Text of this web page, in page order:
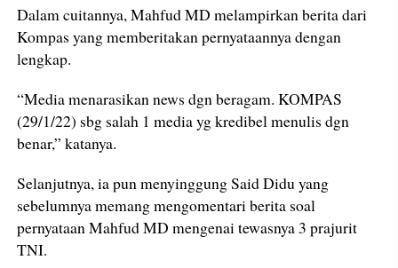
Dalam cuitannya, Mahfud MD melampirkan berita dari
Kompas yang memberitakan pernyataannya dengan
lengkap.
“Media menarasikan news dgn beragam. KOMPAS
(29/1/22) sbg salah 1 media yg kredibel menulis dgn
benar,” katanya.
Selanjutnya, ia pun menyinggung Said Didu yang
sebelumnya memang mengomentari berita soal
pernyataan Mahfud MD mengenai tewasnya 3 prajurit
TNI.